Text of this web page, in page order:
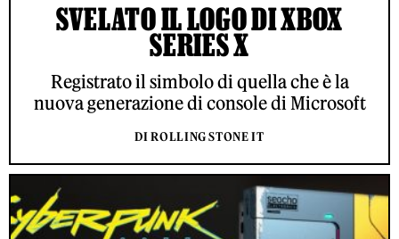
SVELATO IL LOGO DI XBOX
SERIES X
Registrato il simbolo di quella che è la
nuova generazione di console di Microsoft
DI ROLLING STONE IT